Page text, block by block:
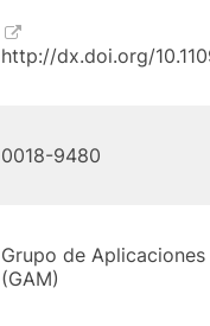
http://dx.doi.org/
0018-9480
Grupo de
(GAM)